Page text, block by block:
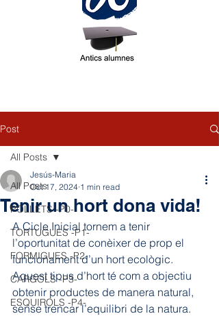
Post
All Posts
POLLETS -P0-
TORTUGUES -P1-
FORMIGUES -P2-
CARGOLS -P3-
ESQUIROLS -P4-
All Posts
Tenir un hort dona vida!
Jesús-Maria
Oct 17, 2024 1 min read
A Cicle Inicial tornem a tenir
l’oportunitat de conèixer de prop el
funcionament d’un hort ecològic.
Aquest tipus d’hort té com a objectiu
obtenir productes de manera natural,
sense trencar l’equilibri de la natura.